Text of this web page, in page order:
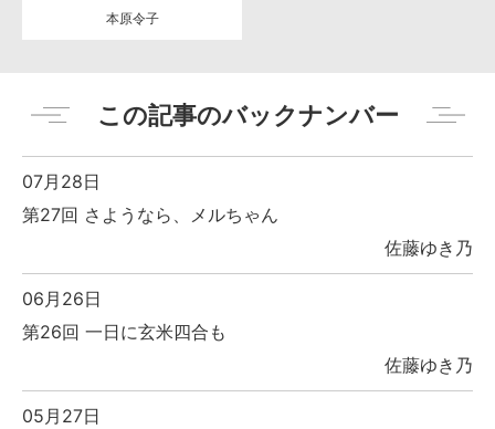
本原令子
この記事のバックナンバー
07月28日
第27回 さようなら、メルちゃん
佐藤ゆき乃
06月26日
第26回 一日に玄米四合も
佐藤ゆき乃
05月27日